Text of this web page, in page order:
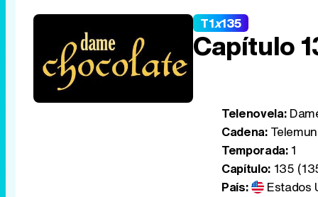
T1x135
Capítulo
Telenovela:
Cadena:
Temporada:1
Capítulo:135
País:
Estados